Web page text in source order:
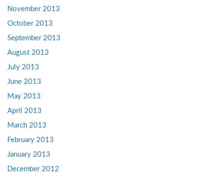
November 2013
October 2013
September 2013
August 2013
July 2013
June 2013
May 2013
April 2013
March 2013
February 2013
January 2013
December 2012